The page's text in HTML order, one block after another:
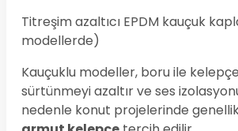
Titreşim azaltıcı EPDM kauçuk
modellerde)
Kauçuklu modeller, boru ile
sürtünmeyi azaltır ve ses
nedenle konut projelerinde